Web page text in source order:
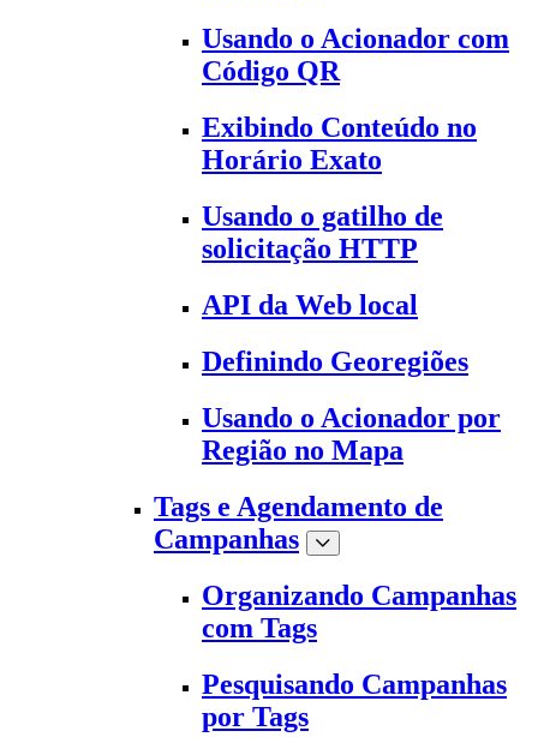
Usando o Acionador com
Código QR
Exibindo Conteúdo no
Horário Exato
Usando o gatilho de
solicitação HTTP
API da Web local
Definindo Georegiões
Usando o Acionador por
Região no Mapa
Tags e Agendamento de
Campanhas
Organizando Campanhas
com Tags
Pesquisando Campanhas
por Tags